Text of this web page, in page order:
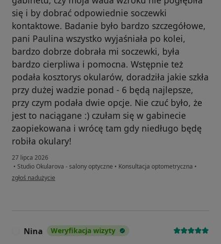
się i by dobrać odpowiednie soczewki
kontaktowe. Badanie było bardzo szczegółowe,
pani Paulina wszystko wyjaśniała po kolei,
bardzo dobrze dobrała mi soczewki, była
bardzo cierpliwa i pomocna. Wstępnie też
podała kosztorys okularów, doradziła jakie szkła
przy dużej wadzie ponad - 6 będą najlepsze,
przy czym podała dwie opcje. Nie czuć było, że
jest to naciągane :) czułam się w gabinecie
zaopiekowana i wrócę tam gdy niedługo będę
robiła okulary!
27 lipca 2026
• Studio Okularova - salony optyczne • Konsultacja optometryczna •
w opinii użytkownika Agnieszka
zgłoś nadużycie
Nina Weryfikacja wizyty